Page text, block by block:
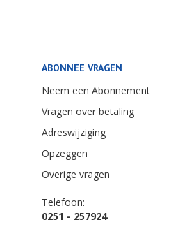
ABONNEE VRAGEN
Neem een Abonnement
Vragen over betaling
Adreswijziging
Opzeggen
Overige vragen
Telefoon:
0251 - 257924